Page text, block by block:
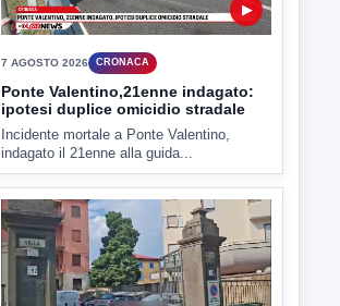
7 AGOSTO 2026 CRONACA
Malore o aggressione? Sarà
l'autopsia a chiarire il giallo di Villa
Adriana